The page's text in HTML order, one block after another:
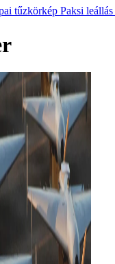
tűzkörkép Paksi leállás